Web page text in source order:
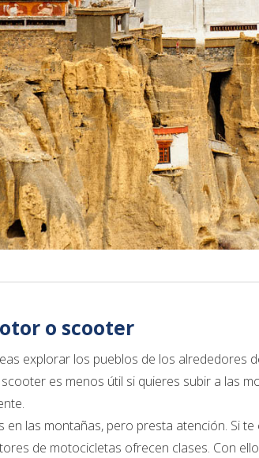
o scooter
explorar los pueblos de los alrededores
es menos útil si quieres subir a las
las montañas, pero presta atención. Si
de motocicletas ofrecen clases. Con